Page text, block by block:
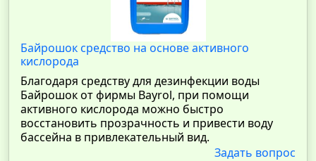
Байрошок средство на основе активного
кислорода
Благодаря средству для дезинфекции воды
Байрошок от фирмы Bayrol, при помощи
активного кислорода можно быстро
восстановить прозрачность и привести воду
бассейна в привлекательный вид.
Задать вопрос